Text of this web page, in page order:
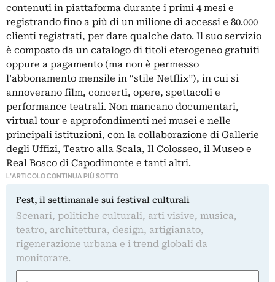
contenuti in piattaforma durante i primi 4 mesi e
registrando fino a più di un milione di accessi e 80.000
clienti registrati, per dare qualche dato. Il suo servizio
è composto da un catalogo di titoli eterogeneo gratuiti
oppure a pagamento (ma non è permesso
l’abbonamento mensile in “stile Netflix”), in cui si
annoverano film, concerti, opere, spettacoli e
performance teatrali. Non mancano documentari,
virtual tour e approfondimenti nei musei e nelle
principali istituzioni, con la collaborazione di Gallerie
degli Uffizi, Teatro alla Scala, Il Colosseo, il Museo e
Real Bosco di Capodimonte e tanti altri.
L'ARTICOLO CONTINUA PIÙ SOTTO
Fest, il settimanale sui festival culturali
Scenari, politiche culturali, arti visive, musica,
teatro, architettura, design, artigianato,
rigenerazione urbana e i trend globali da
monitorare.